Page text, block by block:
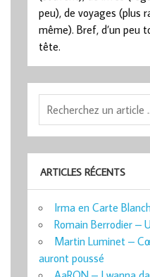
peu), de voyages (plus
même). Bref, d’un peu
tête.
ARTICLES RÉCENTS
Irma en Carte
Romain Berrodier –
Martin Luminet –
auront poussé